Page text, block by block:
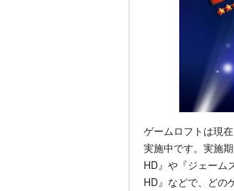
ゲームロフトは現
実施中です。実施
HD』や『ジェーム
HD』などで、どの